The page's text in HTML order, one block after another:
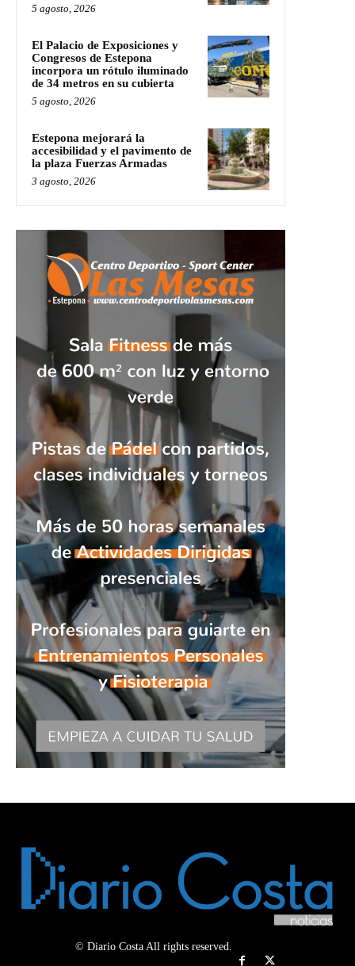
5 agosto, 2026
El Palacio de Exposiciones y
Congresos de Estepona
incorpora un rótulo iluminado
de 34 metros en su cubierta
5 agosto, 2026
Estepona mejorará la
accesibilidad y el pavimento de
la plaza Fuerzas Armadas
3 agosto, 2026
© Diario Costa All rights reserved.